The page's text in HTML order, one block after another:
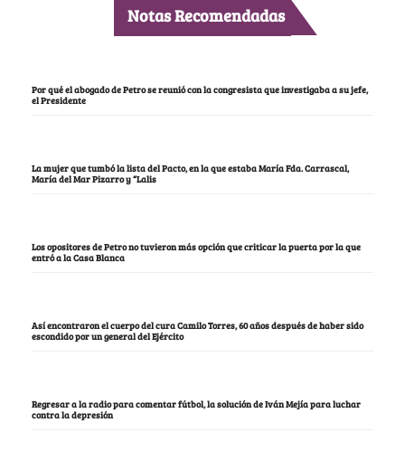
Notas Recomendadas
Por qué el abogado de Petro se reunió con la congresista que investigaba a su jefe,
el Presidente
La mujer que tumbó la lista del Pacto, en la que estaba María Fda. Carrascal,
María del Mar Pizarro y “Lalis
Los opositores de Petro no tuvieron más opción que criticar la puerta por la que
entró a la Casa Blanca
Así encontraron el cuerpo del cura Camilo Torres, 60 años después de haber sido
escondido por un general del Ejército
Regresar a la radio para comentar fútbol, la solución de Iván Mejía para luchar
contra la depresión